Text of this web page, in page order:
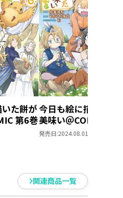
た餅が
第6巻
今日も絵に描いた餅
美味い＠COMIC 第7
発売日:2024.08.01
関連商品一覧